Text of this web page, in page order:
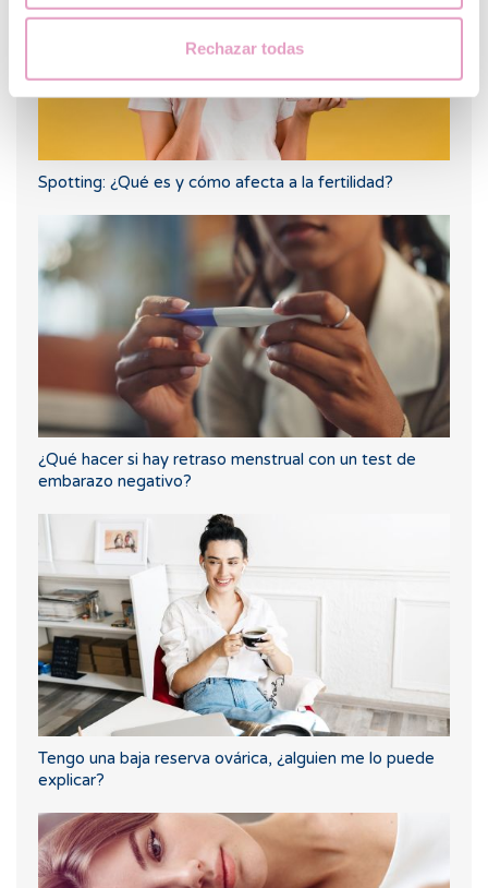
Rechazar todas
Spotting: ¿Qué es y cómo afecta a la fertilidad?
¿Qué hacer si hay retraso menstrual con un test de
embarazo negativo?
Tengo una baja reserva ovárica, ¿alguien me lo puede
explicar?